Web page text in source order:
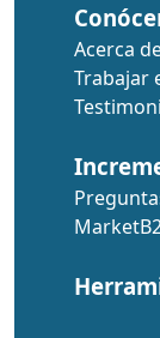
Acerca
Trabajar